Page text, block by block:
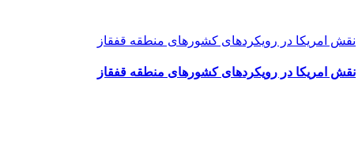
نقش امریکا در رویکرد‌های کشور‌های منطقه قفقاز
نقش امریکا در رویکرد‌های کشور‌های منطقه قفقاز